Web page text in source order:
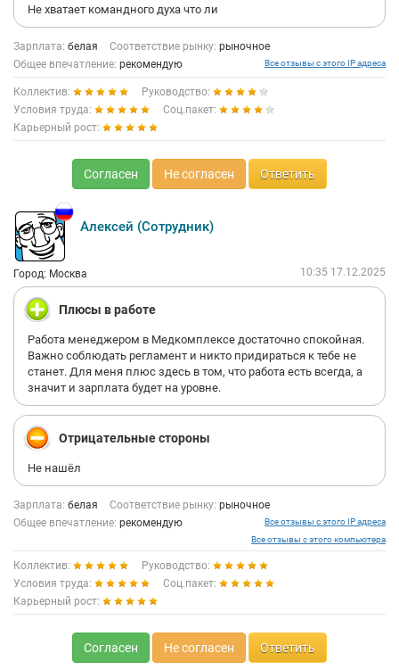
Не хватает командного духа что ли
Зарплата: белая Соответствие рынку: рыночное
Общее впечатление: рекомендую Все отзывы с этого IP адреса
Коллектив:
Руководство:
Условия труда:
Соц.пакет:
Карьерный рост:
Согласен Не согласен Ответить
Алексей (Сотрудник)
Город: Москва 10:35 17.12.2025
Плюсы в работе
Работа менеджером в Медкомплексе достаточно спокойная.
Важно соблюдать регламент и никто придираться к тебе не
станет. Для меня плюс здесь в том, что работа есть всегда, а
значит и зарплата будет на уровне.
Отрицательные стороны
Не нашёл
Зарплата: белая Соответствие рынку: рыночное
Общее впечатление: рекомендую
Все отзывы с этого IP адреса
Все отзывы с этого компьютера
Коллектив:
Руководство:
Условия труда:
Соц.пакет:
Карьерный рост:
Согласен Не согласен Ответить